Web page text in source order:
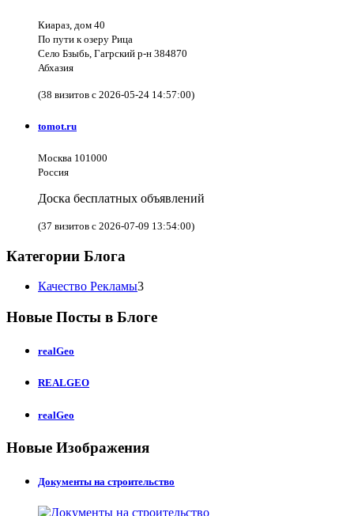
Киараз, дом 40
По пути к озеру Рица
Село Бзыбь, Гагрский р-н 384870
Абхазия
(38 визитов с 2026-05-24 14:57:00)
tomot.ru
Москва 101000
Россия
Доска бесплатных объявлений
(37 визитов с 2026-07-09 13:54:00)
Категории Блога
Качество Рекламы3
Новые Посты в Блоге
realGeo
REALGEO
realGeo
Новые Изображения
Документы на строительство